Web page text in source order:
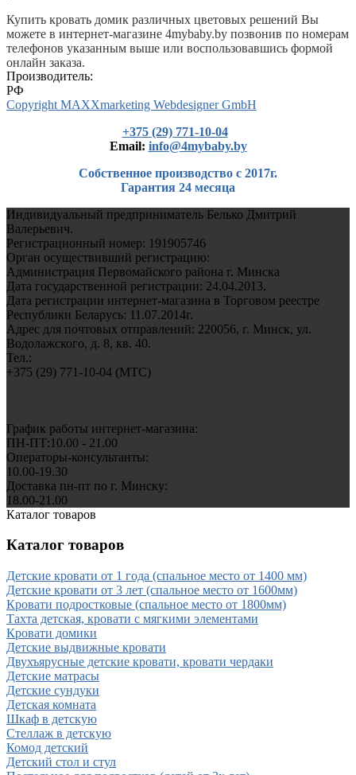
Купить кровать домик различных цветовых решений Вы
можете в интернет-магазине 4mybaby.by позвонив по номерам
телефонов указанным выше или воспользовавшись формой
онлайн заказа.
Производитель:
РФ
Copyright MAXXmarketing Webdesigner GmbH
+375 (29) 771-10-04
Еmail: info@4mybaby.by
Собственное производство с 2017г.
Гарантия 24 месяца
Индивидуальный предприниматель Белько Дмитрий
Валерьевич.
Регистрационный номер: 191905746
Орган осуществивший регистрацию:
Администрация Первомайского района г. Минска
Дата государственной регистрации: 24.04.2013.
Дата регистрации интернет-магазина в Торговом реестре
Республики Беларусь: 11.07.2014г.
Адрес для почтовых отправлений: 220056, г. Минск, ул.
Водолажского, д. 8, кв. 40.
Тел.:
+375 (29) 771-10-04 (MTC)
График работы интернет-магазина:
ПН-ПТ:10.00 - 21.00
Операторы-консультанты:
10.00-19.30
Доставка пн-пт по г. Минску:
18.00-21.00
Каталог товаров
Каталог товаров
Детские кровати от 1 года (спальное место от 1400 мм)
Детские кровати от 3 лет (спальное место от 1600мм)
Кровати подростковые (спальное место от 1800мм)
Тахта детская, кровати с мягкими элементами
Кровати домики
Детские выдвижные кровати
Двухъярусные детские кровати, кровати чердаки
Детские матрасы
Детские сундуки
Детская комната
Шкаф в детскую
Стеллаж в детскую
Комод детский
Детский стол и стул